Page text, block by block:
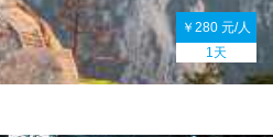
￥280 元/人
1天